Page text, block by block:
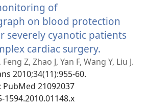
of
on blood protection
severely cyanotic patients
cardiac surgery.
է
Z, Zhao J, Yan F, Wang Y, Liu J.
2010;34(11):955-60.
PubMed 21092037
1594.2010.01148.x